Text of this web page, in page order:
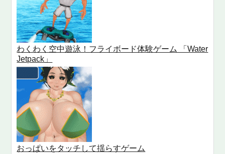
わくわく空中遊泳！フライボード体験ゲーム 「Water
Jetpack」
おっぱいをタッチして揺らすゲーム